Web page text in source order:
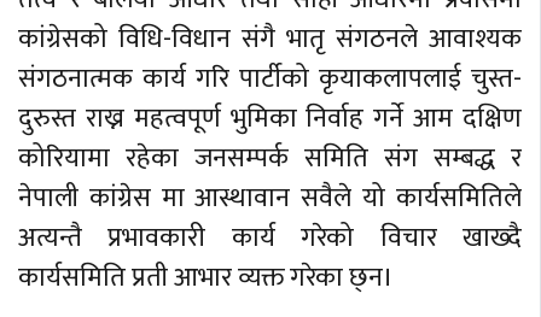
कांग्रेसको विधि-विधान संगै भातृ संगठनले आवाश्यक
संगठनात्मक कार्य गरि पार्टीको कृयाकलापलाई चुस्त-
दुरुस्त राख्न महत्वपूर्ण भुमिका निर्वाह गर्ने आम दक्षिण
कोरियामा रहेका जनसम्पर्क समिति संग सम्बद्ध र
नेपाली कांग्रेस मा आस्थावान सवैले यो कार्यसमितिले
अत्यन्तै प्रभावकारी कार्य गरेको विचार खाख्दै
कार्यसमिति प्रती आभार व्यक्त गरेका छ्न।